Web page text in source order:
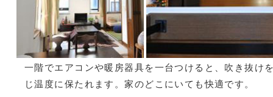
一階でエアコンや暖房器具を一台つけると、吹き抜け
じ温度に保たれます。家のどこにいても快適です。